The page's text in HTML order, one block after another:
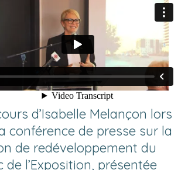
d’Isabelle Melançon lors
conférence de presse sur la
de redéveloppement du
de l’Exposition, présentée